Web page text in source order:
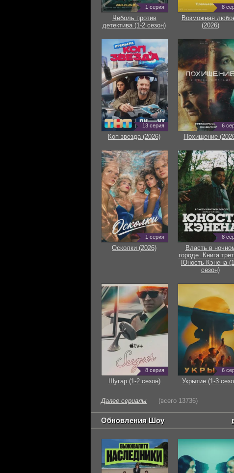
1 серия
Чеболь против
детектива (1-2 сезон)
8
Возможная
(2026)
13 серия
Коп-звезда (2026)
6
Похищение
1 серия
Осколки (2026)
8
Власть в
городе. Книга
Юность Кэнена
сезон)
8 серия
Шугар (1-2 сезон)
6
Укрытие (1-3
Далее сериалы (всего 13736)
Обновления Шоу